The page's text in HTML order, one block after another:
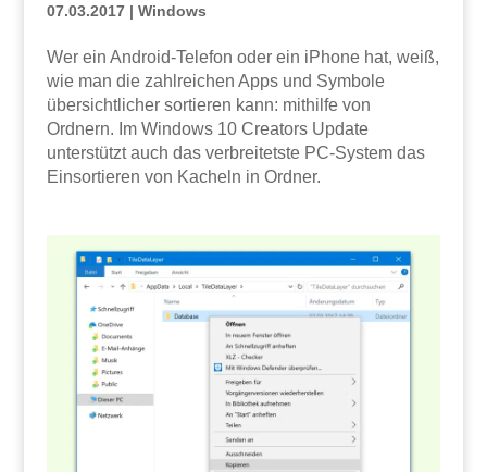
07.03.2017| Windows
Wer ein Android-Telefon oder ein iPhone hat, weiß,
wie man die zahlreichen Apps und Symbole
übersichtlicher sortieren kann: mithilfe von
Ordnern. Im Windows 10 Creators Update
unterstützt auch das verbreitetste PC-System das
Einsortieren von Kacheln in Ordner.